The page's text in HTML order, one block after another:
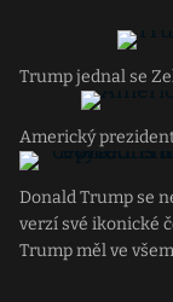
Trump jednal se
Americký
Donald Trump se
verzí své ikonické
Trump měl ve